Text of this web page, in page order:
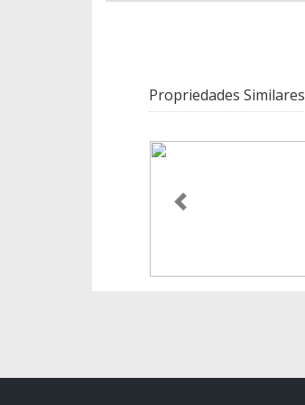
Propriedades Similares
Anterior